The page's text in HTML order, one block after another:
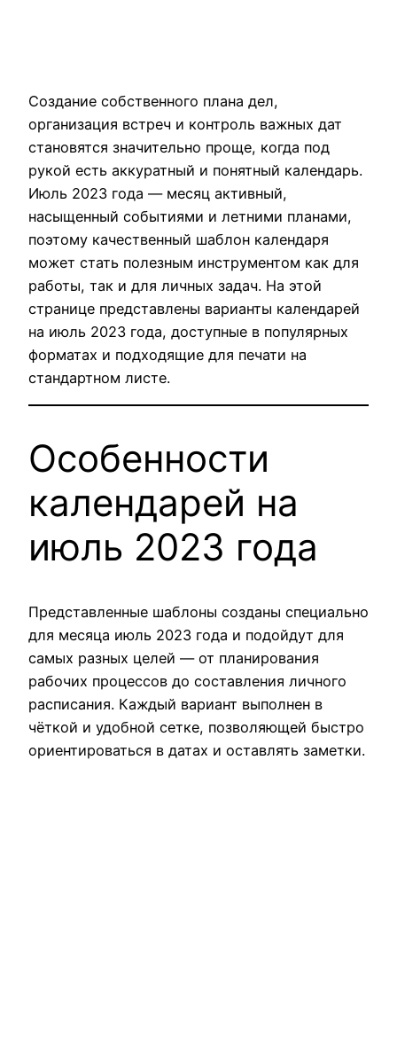
Создание собственного плана дел,
организация встреч и контроль важных дат
становятся значительно проще, когда под
рукой есть аккуратный и понятный календарь.
Июль 2023 года — месяц активный,
насыщенный событиями и летними планами,
поэтому качественный шаблон календаря
может стать полезным инструментом как для
работы, так и для личных задач. На этой
странице представлены варианты календарей
на июль 2023 года, доступные в популярных
форматах и подходящие для печати на
стандартном листе.
Особенности
календарей на
июль 2023 года
Представленные шаблоны созданы специально
для месяца июль 2023 года и подойдут для
самых разных целей — от планирования
рабочих процессов до составления личного
расписания. Каждый вариант выполнен в
чёткой и удобной сетке, позволяющей быстро
ориентироваться в датах и оставлять заметки.